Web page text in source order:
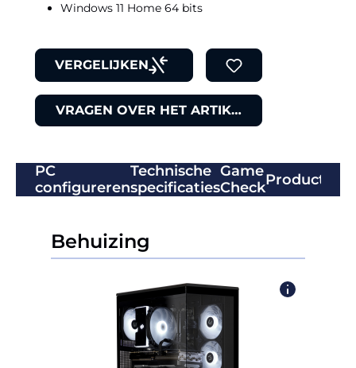
Windows 11 Home 64 bits
VERGELIJKEN
VRAGEN OVER HET ARTIKEL
PC
configureren
Technische
specificaties
Game
Check
Behuizing